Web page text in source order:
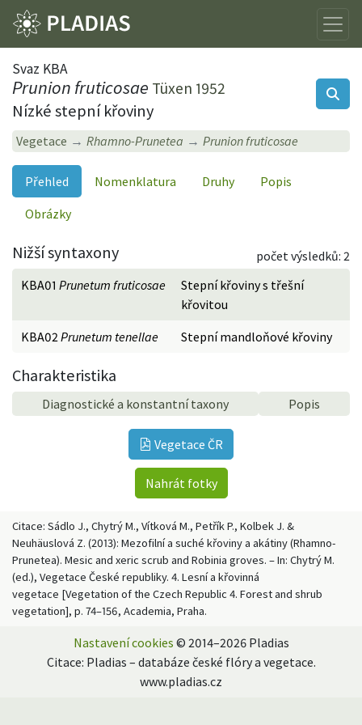
Svaz KBA
Prunion fruticosae Tüxen 1952
Nízké stepní křoviny
Vegetace Rhamno-Prunetea Prunion fruticosae
Přehled Nomenklatura Druhy
Popis
Obrázky
Nižší syntaxony
počet výsledků: 2
KBA01Prunetum fruticosae
Stepní křoviny s třešní
křovitou
KBA02Prunetum tenellae Stepní mandloňové křoviny
Charakteristika
Diagnostické a konstantní taxony Popis
Vegetace ČR
Nahrát fotky
Citace: Sádlo J., Chytrý M., Vítková M., Petřík P., Kolbek J. &
Neuhäuslová Z. (2013): Mezofilní a suché křoviny a akátiny (Rhamno-
Prunetea). Mesic and xeric scrub and Robinia groves. – In: Chytrý M.
(ed.), Vegetace České republiky. 4. Lesní a křovinná
vegetace [Vegetation of the Czech Republic 4. Forest and shrub
vegetation], p. 74–156, Academia, Praha.
Nastavení cookies © 2014–2026 Pladias
Citace: Pladias – databáze české flóry a vegetace.
www.pladias.cz